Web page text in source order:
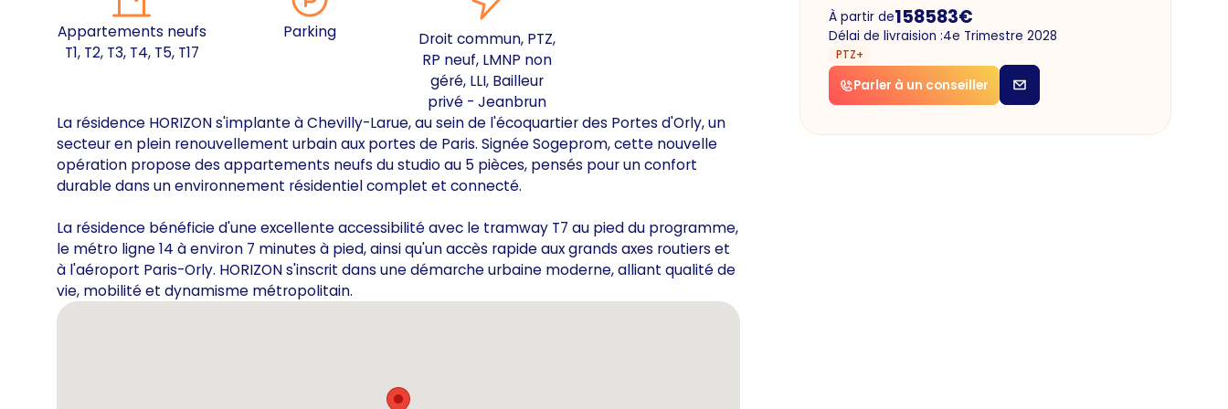
Appartements neufs
T1, T2, T3, T4, T5, T17
Parking
Droit commun, PTZ,
RP neuf, LMNP non
géré, LLI, Bailleur
privé - Jeanbrun
La résidence HORIZON s'implante à Chevilly-Larue, au sein de l'écoquartier des Portes d'Orly, un
secteur en plein renouvellement urbain aux portes de Paris. Signée Sogeprom, cette nouvelle
opération propose des appartements neufs du studio au 5 pièces, pensés pour un confort
durable dans un environnement résidentiel complet et connecté.
La résidence bénéficie d'une excellente accessibilité avec le tramway T7 au pied du programme,
le métro ligne 14 à environ 7 minutes à pied, ainsi qu'un accès rapide aux grands axes routiers et
à l'aéroport Paris-Orly. HORIZON s'inscrit dans une démarche urbaine moderne, alliant qualité de
vie, mobilité et dynamisme métropolitain.
À partir de158583€
Délai de livraision :4e Trimestre 2028
PTZ+
Parler à un conseiller